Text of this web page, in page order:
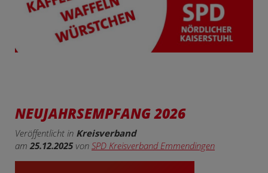
NEUJAHRSEMPFANG 2026
Veröffentlicht in Kreisverband
am25.12.2025 von SPD Kreisverband Emmendingen